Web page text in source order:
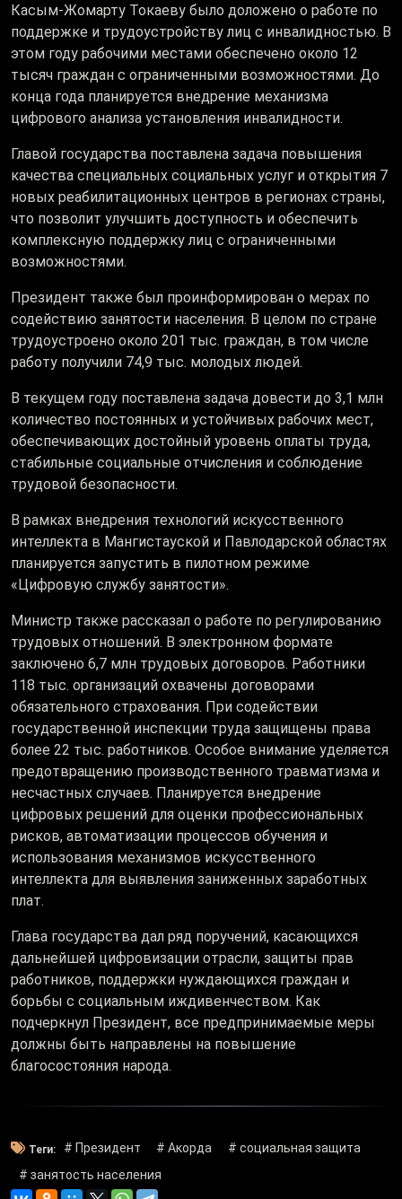
Касым-Жомарту Токаеву было доложено о работе по
поддержке и трудоустройству лиц с инвалидностью. В
этом году рабочими местами обеспечено около 12
тысяч граждан с ограниченными возможностями. До
конца года планируется внедрение механизма
цифрового анализа установления инвалидности.
Главой государства поставлена задача повышения
качества специальных социальных услуг и открытия 7
новых реабилитационных центров в регионах страны,
что позволит улучшить доступность и обеспечить
комплексную поддержку лиц с ограниченными
возможностями.
Президент также был проинформирован о мерах по
содействию занятости населения. В целом по стране
трудоустроено около 201 тыс. граждан, в том числе
работу получили 74,9 тыс. молодых людей.
В текущем году поставлена задача довести до 3,1 млн
количество постоянных и устойчивых рабочих мест,
обеспечивающих достойный уровень оплаты труда,
стабильные социальные отчисления и соблюдение
трудовой безопасности.
В рамках внедрения технологий искусственного
интеллекта в Мангистауской и Павлодарской областях
планируется запустить в пилотном режиме
«Цифровую службу занятости».
Министр также рассказал о работе по регулированию
трудовых отношений. В электронном формате
заключено 6,7 млн трудовых договоров. Работники
118 тыс. организаций охвачены договорами
обязательного страхования. При содействии
государственной инспекции труда защищены права
более 22 тыс. работников. Особое внимание уделяется
предотвращению производственного травматизма и
несчастных случаев. Планируется внедрение
цифровых решений для оценки профессиональных
рисков, автоматизации процессов обучения и
использования механизмов искусственного
интеллекта для выявления заниженных заработных
плат.
Глава государства дал ряд поручений, касающихся
дальнейшей цифровизации отрасли, защиты прав
работников, поддержки нуждающихся граждан и
борьбы с социальным иждивенчеством. Как
подчеркнул Президент, все предпринимаемые меры
должны быть направлены на повышение
благосостояния народа.
Теги: # Президент # Акорда
# социальная защита
# занятость населения